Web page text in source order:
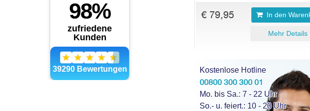
In den
Mehr Details
€ 79,95
Kostenlose Hotline
00800 300 300 01
Mo. bis Sa.: 7 - 22 Uhr
So.- u. feiert.: 10 - 20 Uhr